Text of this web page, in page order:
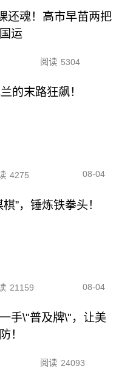
还魂！高市早苗两把
运
阅读 5304
的末路狂飙！
4275 08-04
”，锤炼铁拳头！
21159 08-04
手\"普及牌\"，让美
！
阅读 24093